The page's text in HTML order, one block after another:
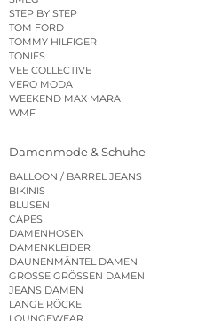
STEP BY STEP
TOM FORD
TOMMY HILFIGER
TONIES
VEE COLLECTIVE
VERO MODA
WEEKEND MAX MARA
WMF
Damenmode & Schuhe
BALLOON / BARREL JEANS
BIKINIS
BLUSEN
CAPES
DAMENHOSEN
DAMENKLEIDER
DAUNENMÄNTEL DAMEN
GROSSE GRÖSSEN DAMEN
JEANS DAMEN
LANGE RÖCKE